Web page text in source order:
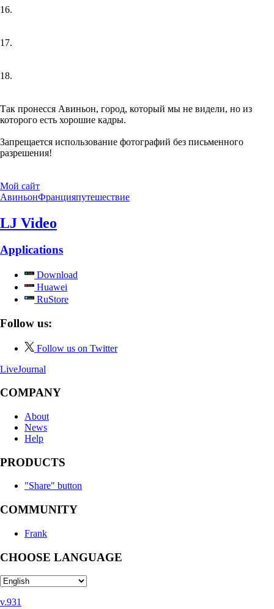
16.
17.
18.
Так пронесся Авиньон, город, который мы не видели, но из
которого есть хорошие кадры.
Запрещается использование фотографий без письменного
разрешения!
Мой сайт
АвиньонФранцияпутешествие
LJ Video
Applications
Download
Huawei
RuStore
Follow us:
Follow us on Twitter
LiveJournal
COMPANY
About
News
Help
PRODUCTS
"Share" button
COMMUNITY
Frank
CHOOSE LANGUAGE
v.931